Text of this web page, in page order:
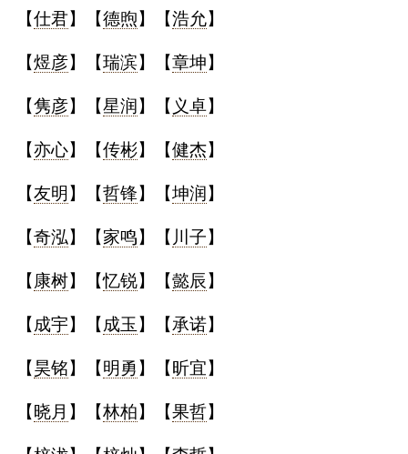
【仕君】【德煦】【浩允】
【煜彦】【瑞滨】【章坤】
【隽彦】【星润 】【 义卓】
【亦心】【传彬】【健杰】
【友明 】【哲锋】【坤润 】
【奇泓】【家鸣】【 川子】
【 康树】【忆锐】【懿辰 】
【 成宇】【 成玉 】【承诺】
【昊铭】【明勇 】【 昕宜】
【 晓月 】【林柏】【果哲】